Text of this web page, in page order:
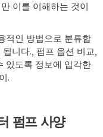
이를 이해하는 것이
적인 방법으로 분류합
니다., 펌프 옵션 비교,
있도록 정보에 입각한
.
펌프 사양